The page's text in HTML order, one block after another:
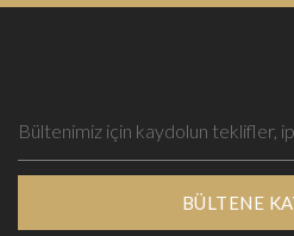
BÜLTENE